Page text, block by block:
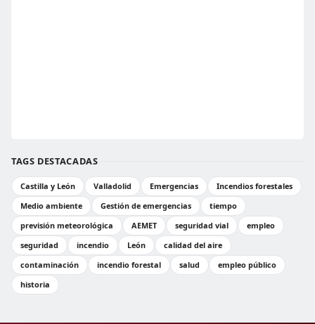
TAGS DESTACADAS
Castilla y León Valladolid Emergencias
Incendios forestales
Medio ambiente
Gestión de emergencias
tiempo
previsión meteorológica
AEMET seguridad vial
empleo
seguridad
incendio León
calidad del aire
contaminación
incendio forestal salud
empleo público
historia